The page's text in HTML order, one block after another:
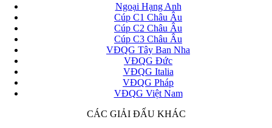
Ngoại Hạng Anh
Cúp C1 Châu Âu
Cúp C2 Châu Âu
Cúp C3 Châu Âu
VĐQG Tây Ban Nha
VĐQG Đức
VĐQG Italia
VĐQG Pháp
VĐQG Việt Nam
CÁC GIẢI ĐẤU KHÁC